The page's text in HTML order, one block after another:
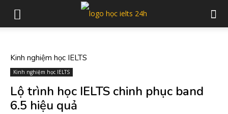
Kinh nghiệm học IELTS
Kinh nghiệm học IELTS
Lộ trình học IELTS chinh phục band
6.5 hiệu quả